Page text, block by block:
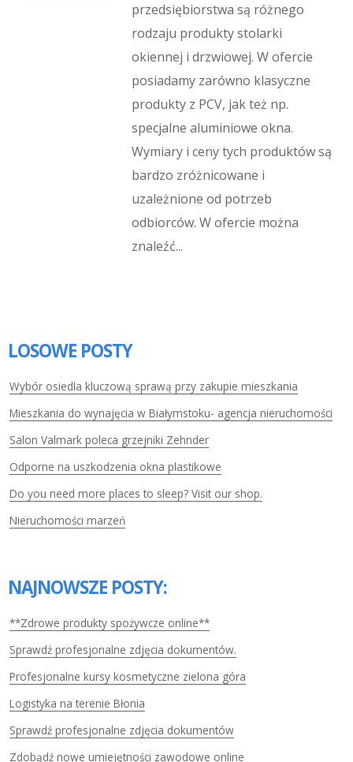
przedsiębiorstwa są różnego
rodzaju produkty stolarki
okiennej i drzwiowej. W ofercie
posiadamy zarówno klasyczne
produkty z PCV, jak też np.
specjalne aluminiowe okna.
Wymiary i ceny tych produktów są
bardzo zróżnicowane i
uzależnione od potrzeb
odbiorców. W ofercie można
znaleźć...
LOSOWE POSTY
Wybór osiedla kluczową sprawą przy zakupie mieszkania
Mieszkania do wynajęcia w Białymstoku- agencja nieruchomości
Salon Valmark poleca grzejniki Zehnder
Odporne na uszkodzenia okna plastikowe
Do you need more places to sleep? Visit our shop.
Nieruchomości marzeń
NAJNOWSZE POSTY:
**Zdrowe produkty spożywcze online**
Sprawdź profesjonalne zdjęcia dokumentów.
Profesjonalne kursy kosmetyczne zielona góra
Logistyka na terenie Błonia
Sprawdź profesjonalne zdjęcia dokumentów
Zdobądź nowe umiejętności zawodowe online